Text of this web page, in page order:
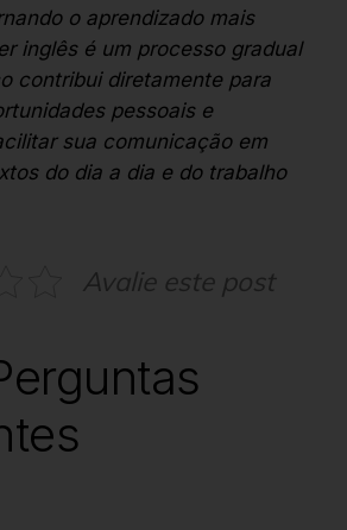
o aprendizado mais
inglês é um processo gradual
contribui diretamente para
pessoais e
sua comunicação em
do dia a dia e do trabalho
Avalie este post